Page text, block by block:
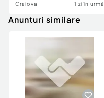
Craiova 1 zi în urmă
Anunturi similare